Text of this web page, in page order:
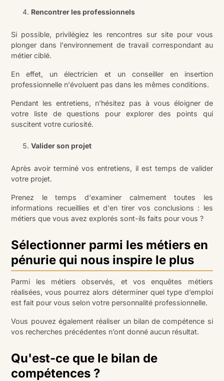
Rencontrer les professionnels
Si possible, privilégiez les rencontres sur site pour vous
plonger dans l'environnement de travail correspondant au
métier ciblé.
En effet, un électricien et un conseiller en insertion
professionnelle n'évoluent pas dans les mêmes conditions.
Pendant les entretiens, n'hésitez pas à vous éloigner de
votre liste de questions pour explorer des points qui
suscitent votre curiosité.
Valider son projet
Après avoir terminé vos entretiens, il est temps de valider
votre projet.
Prenez le temps d'examiner calmement toutes les
informations recueillies et d'en tirer vos conclusions : les
métiers que vous avez explorés sont-ils faits pour vous ?
Sélectionner parmi les métiers en
pénurie qui nous inspire le plus
Parmi les métiers observés, et vos enquêtes métiers
réalisées, vous pourrez alors déterminer quel type d’emploi
est fait pour vous selon votre personnalité professionnelle.
Vous pouvez également réaliser un bilan de compétence si
vos recherches précédentes n’ont donné aucun résultat.
Qu'est-ce que le bilan de
compétences ?